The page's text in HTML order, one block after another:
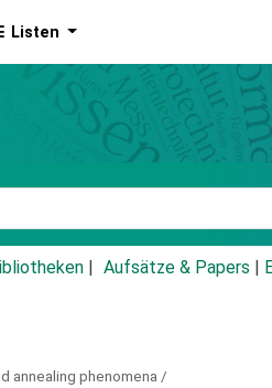
Listen
Aufsätze & Papers
annealing phenomena /